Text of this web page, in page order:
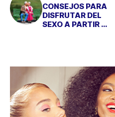
CONSEJOS PARA
DISFRUTAR DEL
SEXO A PARTIR DE